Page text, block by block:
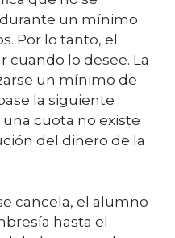
un mínimo
Por lo tanto, el
lo desee. La
un mínimo de
la siguiente
cuota no existe
del dinero de la
cancela, el alumno
hasta el